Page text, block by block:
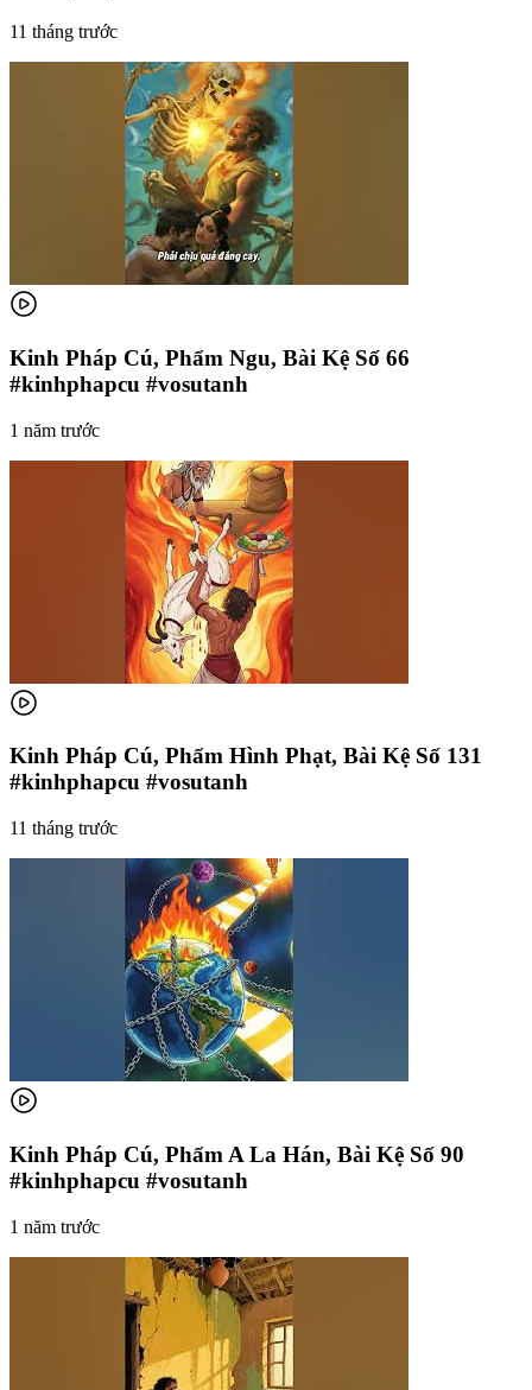
11 tháng trước
Kinh Pháp Cú, Phẩm Ngu, Bài Kệ Số 66
#kinhphapcu #vosutanh
1 năm trước
Kinh Pháp Cú, Phẩm Hình Phạt, Bài Kệ Số 131
#kinhphapcu #vosutanh
11 tháng trước
Kinh Pháp Cú, Phẩm A La Hán, Bài Kệ Số 90
#kinhphapcu #vosutanh
1 năm trước